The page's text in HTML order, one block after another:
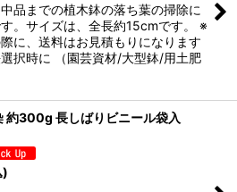
品までの植木鉢の落ち葉の掃除に
。サイズは、全長約15cmです。 ※
に、送料はお見積もりになります
択時に （園芸資材/大型鉢/用土肥
約300g 長しばりビニール袋入
)